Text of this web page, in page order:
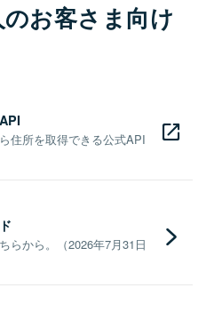
お客さま向け
住所を取得できる公式API
らから。（2026年7月31日